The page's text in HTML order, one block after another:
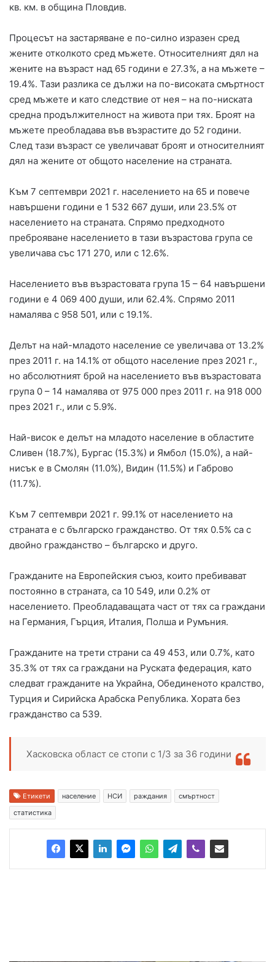
кв. км. в община Пловдив.
Процесът на застаряване е по-силно изразен сред
жените отколкото сред мъжете. Относителният дял на
жените на възраст над 65 години е 27.3%, а на мъжете –
19.4%. Тази разлика се дължи на по-високата смъртност
сред мъжете и като следствие от нея – на по-ниската
средна продължителност на живота при тях. Броят на
мъжете преобладава във възрастите до 52 години.
След тази възраст се увеличават броят и относителният
дял на жените от общото население на страната.
Към 7 септември 2021 г. населението на 65 и повече
навършени години е 1 532 667 души, или 23.5% от
населението на страната. Спрямо предходното
преброяване населението в тази възрастова група се
увеличава със 171 270, или с 12.6%.
Населението във възрастовата група 15 – 64 навършени
години е 4 069 400 души, или 62.4%. Спрямо 2011
намалява с 958 501, или с 19.1%.
Делът на най-младото население се увеличава от 13.2%
през 2011 г. на 14.1% от общото население през 2021 г.,
но абсолютният брой на населението във възрастовата
група 0 – 14 намалява от 975 000 през 2011 г. на 918 000
през 2021 г., или с 5.9%.
Най-висок е делът на младото население в областите
Сливен (18.7%), Бургас (15.3%) и Ямбол (15.0%), а най-
нисък е в Смолян (11.0%), Видин (11.5%) и Габрово
(11.7%).
Към 7 септември 2021 г. 99.1% от населението на
страната е с българско гражданство. От тях 0.5% са с
двойно гражданство – българско и друго.
Гражданите на Европейския съюз, които пребивават
постоянно в страната, са 10 549, или 0.2% от
населението. Преобладаващата част от тях са граждани
на Германия, Гърция, Италия, Полша и Румъния.
Гражданите на трети страни са 49 453, или 0.7%, като
35.3% от тях са граждани на Руската федерация, като
следват гражданите на Украйна, Обединеното кралство,
Турция и Сирийска Арабска Република. Хората без
гражданство са 539.
Хасковска област се стопи с 1/3 за 36 години
Етикети население НСИ раждания
смъртност
статистика